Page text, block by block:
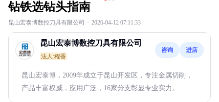
钻铁选钻头指南
昆山宏泰博数控刀具有限公司 · 2026-04-12 07:11:33
昆山宏泰博数控刀具有限公司
法人:程香
咨询 进店
昆山宏泰博，2009年成立于昆山开发区，专注金属切削，
产品丰富权威，应用广泛，16家分支彰显专业实力。